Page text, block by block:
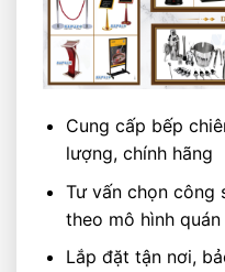
Cung cấp bếp
lượng, chính hãng
Tư vấn chọn công
theo mô hình quán
Lắp đặt tận nơi,